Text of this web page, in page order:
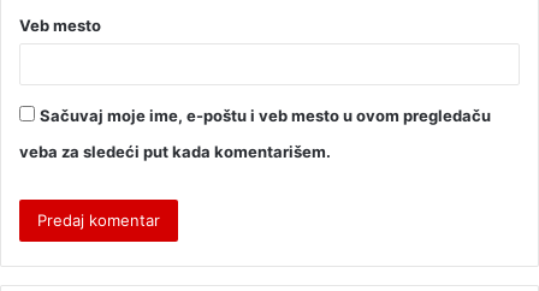
Veb mesto
Sačuvaj moje ime, e-poštu i veb mesto u ovom pregledaču
veba za sledeći put kada komentarišem.